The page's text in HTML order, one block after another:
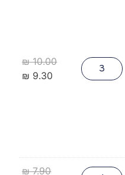
₪10.00
₪ 9.30
₪7.90